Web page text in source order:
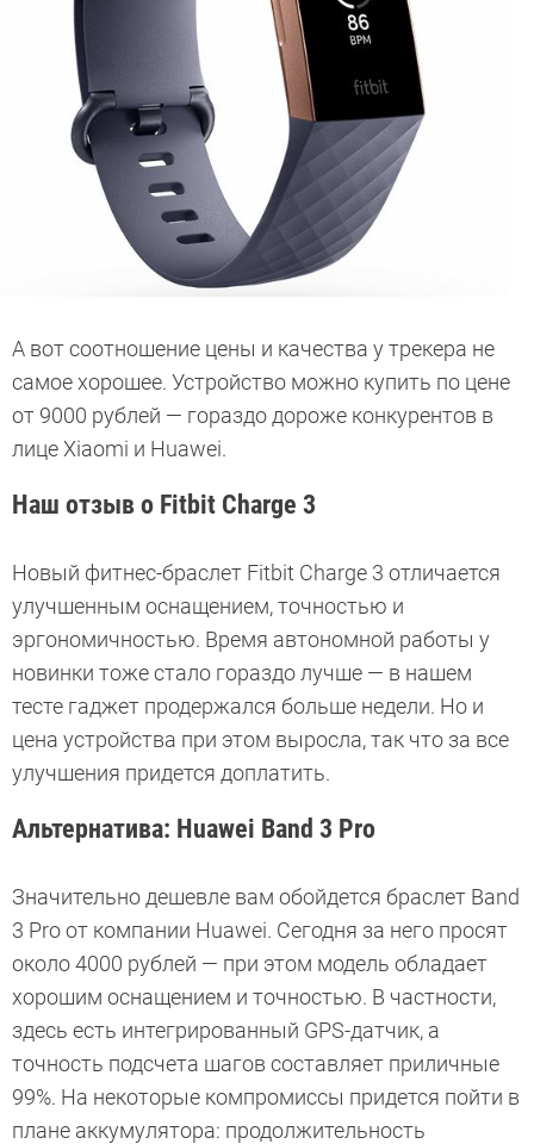
А вот соотношение цены и качества у трекера не
самое хорошее. Устройство можно купить по цене
от 9000 рублей — гораздо дороже конкурентов в
лице Xiaomi и Huawei.
Наш отзыв о Fitbit Charge 3
Новый фитнес-браслет Fitbit Charge 3 отличается
улучшенным оснащением, точностью и
эргономичностью. Время автономной работы у
новинки тоже стало гораздо лучше — в нашем
тесте гаджет продержался больше недели. Но и
цена устройства при этом выросла, так что за все
улучшения придется доплатить.
Альтернатива: Huawei Band 3 Pro
Значительно дешевле вам обойдется браслет Band
3 Pro от компании Huawei. Сегодня за него просят
около 4000 рублей — при этом модель обладает
хорошим оснащением и точностью. В частности,
здесь есть интегрированный GPS-датчик, а
точность подсчета шагов составляет приличные
99%. На некоторые компромиссы придется пойти в
плане аккумулятора: продолжительность